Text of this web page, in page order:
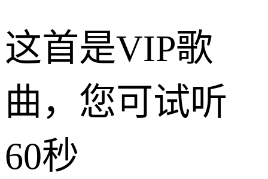
这首是VIP歌
曲，您可试听
60秒